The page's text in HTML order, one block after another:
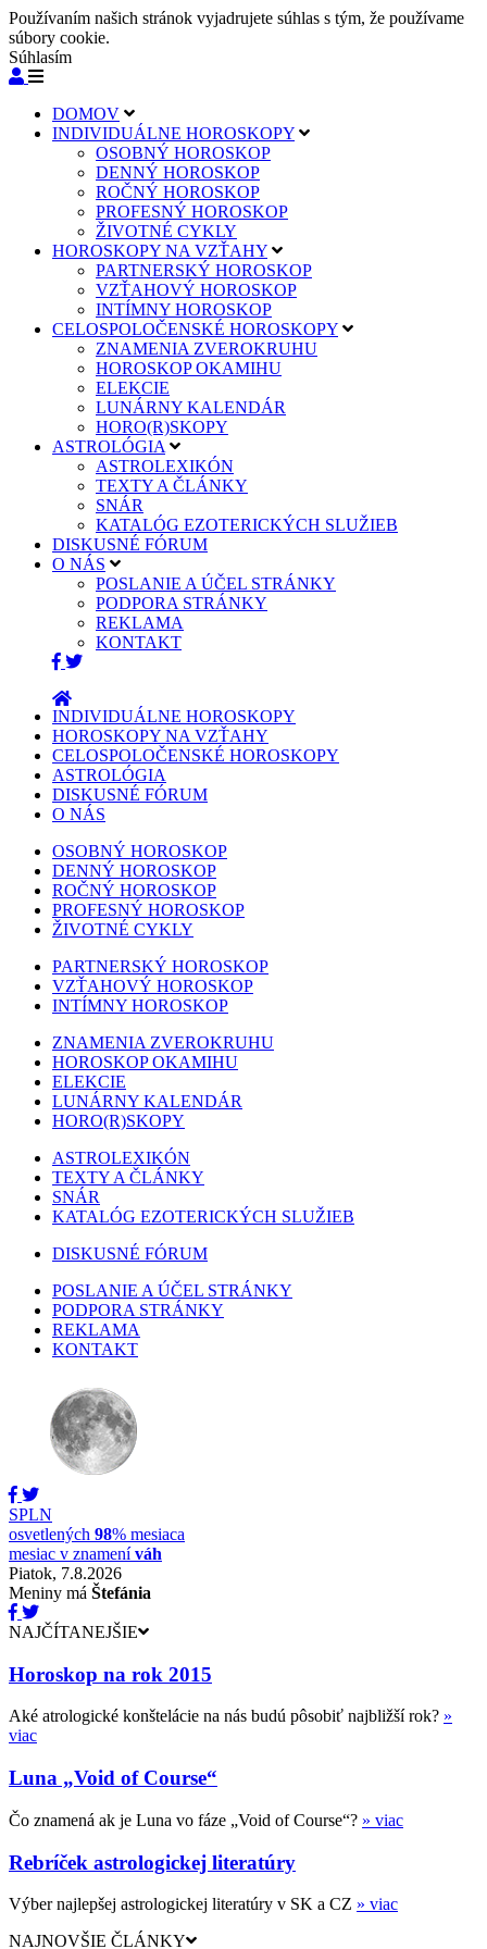
Používaním našich stránok vyjadrujete súhlas s tým, že používame
súbory cookie.
Súhlasím
DOMOV
INDIVIDUÁLNE HOROSKOPY
OSOBNÝ HOROSKOP
DENNÝ HOROSKOP
ROČNÝ HOROSKOP
PROFESNÝ HOROSKOP
ŽIVOTNÉ CYKLY
HOROSKOPY NA VZŤAHY
PARTNERSKÝ HOROSKOP
VZŤAHOVÝ HOROSKOP
INTÍMNY HOROSKOP
CELOSPOLOČENSKÉ HOROSKOPY
ZNAMENIA ZVEROKRUHU
HOROSKOP OKAMIHU
ELEKCIE
LUNÁRNY KALENDÁR
HORO(R)SKOPY
ASTROLÓGIA
ASTROLEXIKÓN
TEXTY A ČLÁNKY
SNÁR
KATALÓG EZOTERICKÝCH SLUŽIEB
DISKUSNÉ FÓRUM
O NÁS
POSLANIE A ÚČEL STRÁNKY
PODPORA STRÁNKY
REKLAMA
KONTAKT
INDIVIDUÁLNE HOROSKOPY
HOROSKOPY NA VZŤAHY
CELOSPOLOČENSKÉ HOROSKOPY
ASTROLÓGIA
DISKUSNÉ FÓRUM
O NÁS
OSOBNÝ HOROSKOP
DENNÝ HOROSKOP
ROČNÝ HOROSKOP
PROFESNÝ HOROSKOP
ŽIVOTNÉ CYKLY
PARTNERSKÝ HOROSKOP
VZŤAHOVÝ HOROSKOP
INTÍMNY HOROSKOP
ZNAMENIA ZVEROKRUHU
HOROSKOP OKAMIHU
ELEKCIE
LUNÁRNY KALENDÁR
HORO(R)SKOPY
ASTROLEXIKÓN
TEXTY A ČLÁNKY
SNÁR
KATALÓG EZOTERICKÝCH SLUŽIEB
DISKUSNÉ FÓRUM
POSLANIE A ÚČEL STRÁNKY
PODPORA STRÁNKY
REKLAMA
KONTAKT
SPLN
osvetlených 98% mesiaca
mesiac v znameníváh
Piatok, 7.8.2026
Meniny má Štefánia
NAJČÍTANEJŠIE
Horoskop na rok 2015
Aké atrologické konštelácie na nás budú pôsobiť najbližší rok? »
viac
Luna „Void of Course“
Čo znamená ak je Luna vo fáze „Void of Course“? » viac
Rebríček astrologickej literatúry
Výber najlepšej astrologickej literatúry v SK a CZ » viac
NAJNOVŠIE ČLÁNKY